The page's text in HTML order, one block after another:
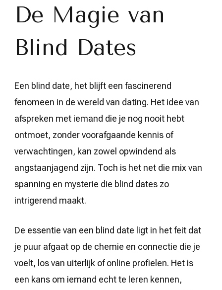
De Magie van
Blind Dates
Een blind date, het blijft een fascinerend
fenomeen in de wereld van dating. Het idee van
afspreken met iemand die je nog nooit hebt
ontmoet, zonder voorafgaande kennis of
verwachtingen, kan zowel opwindend als
angstaanjagend zijn. Toch is het net die mix van
spanning en mysterie die blind dates zo
intrigerend maakt.
De essentie van een blind date ligt in het feit dat
je puur afgaat op de chemie en connectie die je
voelt, los van uiterlijk of online profielen. Het is
een kans om iemand echt te leren kennen,